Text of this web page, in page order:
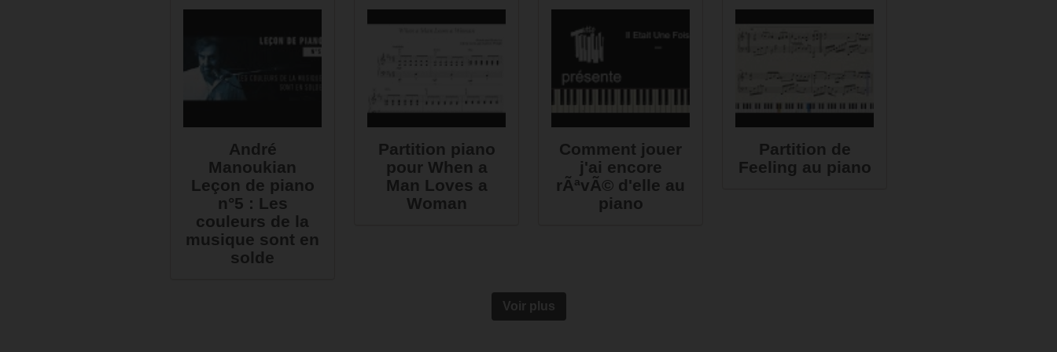
André
Manoukian
Leçon de piano
n°5 : Les
couleurs de la
musique sont en
solde
Partition piano
pour When a
Man Loves a
Woman
Comment jouer
j'ai encore
rÃªvÃ© d'elle au
piano
Partition de
Feeling au piano
Voir plus